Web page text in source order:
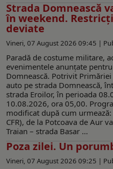
Strada Domnească
în weekend.
deviate
Vineri, 07 August 2026 09:45 |
Paradă de costume militare,
evenimentele anunţate
Domnească. Potrivit
auto pe strada Domnească,
strada Eroilor, în perioada
10.08.2026, ora 05,00.
modificat după cum
CFR), de la Potcoava de Aur
Traian – strada Basar ...
Poza zilei. Un
Vineri, 07 August 2026 09:25 |